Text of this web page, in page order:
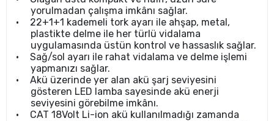
yorulmadan çalışma imkânı sağlar.
•
22+1+1 kademeli tork ayarı ile ahşap, metal,
plastikte delme ile her türlü vidalama
uygulamasında üstün kontrol ve hassaslık sağlar.
•
Sağ/sol ayarı ile rahat vidalama ve delme işlemi
yapmanızı sağlar.
•
Akü üzerinde yer alan akü şarj seviyesini
gösteren LED lamba sayesinde akü enerji
seviyesini görebilme imkânı.
•
CAT 18Volt Li-ion akü kullanılmadığı zamanda